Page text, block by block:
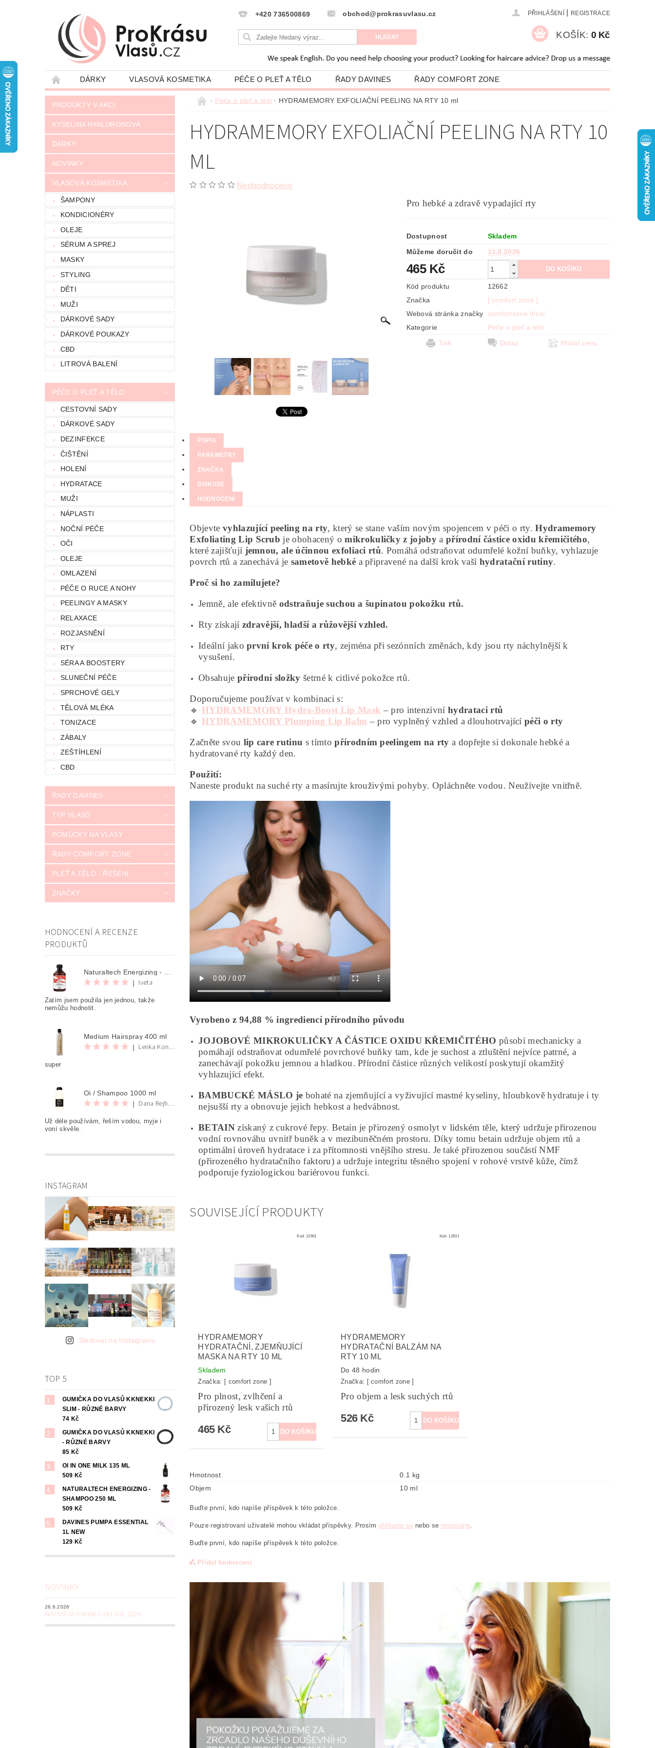
+420 736500869 obchod@prokrasuvlasu.cz PŘIHLÁŠENÍ REGISTRACE
KOŠÍK: 0 Kč
DÁRKY VLASOVÁ KOSMETIKA PÉČE O PLEŤ A TĚLO ŘADY DAVINES ŘADY COMFORT ZONE
JAK NAKUPOVAT VRÁCENÍ ZÁSILKY HODNOCENÍ OBCHODU VLASOVÁ PORADNA O NÁS
NAPIŠTE NÁM OBCHODNÍ PODMÍNKY
PRODUKTY V AKCI
KYSELINA HYALURONOVÁ
DÁRKY
NOVINKY
VLASOVÁ KOSMETIKA
ŠAMPONY
KONDICIONÉRY
OLEJE
SÉRUM A SPREJ
MASKY
STYLING
DĚTI
MUŽI
DÁRKOVÉ SADY
DÁRKOVÉ POUKAZY
CBD
LITROVÁ BALENÍ
PÉČE O PLEŤ A TĚLO
CESTOVNÍ SADY
DÁRKOVÉ SADY
DEZINFEKCE
ČIŠTĚNÍ
HOLENÍ
HYDRATACE
MUŽI
NÁPLASTI
NOČNÍ PÉČE
OČI
OLEJE
OMLAZENÍ
PÉČE O RUCE A NOHY
PEELINGY A MASKY
RELAXACE
ROZJASNĚNÍ
RTY
SÉRA A BOOSTERY
SLUNEČNÍ PÉČE
SPRCHOVÉ GELY
TĚLOVÁ MLÉKA
TONIZACE
ZÁBALY
ZEŠTÍHLENÍ
CBD
ŘADY DAVINES
TYP VLASŮ
POMŮCKY NA VLASY
ŘADY COMFORT ZONE
PLEŤ A TĚLO - ŘEŠENÍ
ZNAČKY
HODNOCENÍ A RECENZE
PRODUKTŮ
Naturaltech Energizing - Shampoo 250 ml
|
Iveta
Zatím jsem použila jen jednou, takže
nemůžu hodnotit.
Medium Hairspray 400 ml
|
Lenka Konvalinova
super
Oi / Shampoo 1000 ml
|
Dana Rejhová
Už déle používám, řeším vodou, myje i
voní skvěle.
INSTAGRAM
Sledovat na Instagramu
TOP 5
GUMIČKA DO VLASŮ KKNEKKI
SLIM - RŮZNÉ BARVY
74 Kč
GUMIČKA DO VLASŮ KKNEKKI
- RŮZNÉ BARVY
85 Kč
OI IN ONE MILK 135 ML
509 Kč
NATURALTECH ENERGIZING -
SHAMPOO 250 ML
509 Kč
DAVINES PUMPA ESSENTIAL
1L NEW
129 Kč
NOVINKY
26.6.2026
NÁVŠTĚVA DAVINES VILLAGE 2026
Péče o pleť a tělo HYDRAMEMORY EXFOLIAČNÍ PEELING NA RTY 10 ml
HYDRAMEMORY EXFOLIAČNÍ PEELING NA RTY 10
ML
Neohodnoceno
Pro hebké a zdravě vypadající rty
Dostupnost
Skladem
Můžeme doručit do
11.8.2026
465 Kč
Kód produktu
12662
Značka
[ comfort zone ]
Webová stránka značky
comfortzone.it/cs/
Kategorie
Péče o pleť a tělo
Tisk
Dotaz Hlídat cenu
POPIS
PARAMETRY
ZNAČKA
DISKUZE
HODNOCENÍ
Objevte vyhlazující peeling na rty, který se stane vaším novým spojencem v péči o rty.Hydramemory
Exfoliating Lip Scrub je obohacený omikrokuličky z jojoby a přírodní částice oxidu křemičitého,
které zajišťují jemnou, ale účinnou exfoliaci rtů. Pomáhá odstraňovat odumřelé kožní buňky, vyhlazuje
povrch rtů a zanechává je sametově hebké a připravené na další krok vaší hydratační rutiny.
Proč si ho zamilujete?
Jemně, ale efektivně odstraňuje suchou a šupinatou pokožku rtů.
Rty získají zdravější, hladší a růžovější vzhled.
Ideální jakoprvní krok péče o rty, zejména při sezónních změnách, kdy jsou rty náchylnější k
vysušení.
Obsahuje přírodní složky šetrné k citlivé pokožce rtů.
Doporučujeme používat v kombinaci s:
🔹HYDRAMEMORY Hydra-Boost Lip Mask – pro intenzivníhydrataci rtů
🔹HYDRAMEMORY Plumping Lip Balm – pro vyplněný vzhled a dlouhotrvajícípéči o rty
Začněte svou lip care rutinu s tímtopřírodním peelingem na rty a dopřejte si dokonale hebké a
hydratované rty každý den.
Použití:
Naneste produkt na suché rty a masírujte krouživými pohyby. Opláchněte vodou. Neužívejte vnitřně.
Vyrobeno z 94,88 % ingrediencí přírodního původu
JOJOBOVÉ MIKROKULIČKY A ČÁSTICE OXIDU KŘEMIČITÉHO působí mechanicky a
pomáhají odstraňovat odumřelé povrchové buňky tam, kde je suchost a ztluštění nejvíce patrné, a
zanechávají pokožku jemnou a hladkou. Přírodní částice různých velikostí poskytují okamžitý
vyhlazující efekt.
BAMBUCKÉ MÁSLO je bohaté na zjemňující a vyživující mastné kyseliny, hloubkově hydratuje i ty
nejsušší rty a obnovuje jejich hebkost a hedvábnost.
BETAINzískaný z cukrové řepy. Betain je přirozený osmolyt v lidském těle, který udržuje přirozenou
vodní rovnováhu uvnitř buněk a v mezibuněčném prostoru. Díky tomu betain udržuje objem rtů a
optimální úroveň hydratace i za přítomnosti vnějšího stresu. Je také přirozenou součástí NMF
(přirozeného hydratačního faktoru) a udržuje integritu těsného spojení v rohové vrstvě kůže, čímž
podporuje fyziologickou bariérovou funkci.
SOUVISEJÍCÍ PRODUKTY
Kód: 12661
HYDRAMEMORY
HYDRATAČNÍ, ZJEMŇUJÍCÍ
MASKA NA RTY 10 ML
Skladem
Značka: [ comfort zone ]
Pro plnost, zvlhčení a
přirozený lesk vašich rtů
465 Kč
Kód:12631
HYDRAMEMORY
HYDRATAČNÍ BALZÁM NA
RTY 10 ML
Do 48 hodin
Značka: [ comfort zone ]
Pro objem a lesk suchých rtů
526 Kč
Hmotnost
0.1 kg
Objem
10 ml
Buďte první, kdo napíše příspěvek k této položce.
Pouze registrovaní uživatelé mohou vkládat příspěvky. Prosím přihlaste se nebo se registrujte.
Buďte první, kdo napíše příspěvek k této položce.
Přidat hodnocení
Odesláním formuláře/objednávky vyjadřujete souhlas se zpracováním osobních údajů v souladu sdefinicí ochrany
osobních údajů.